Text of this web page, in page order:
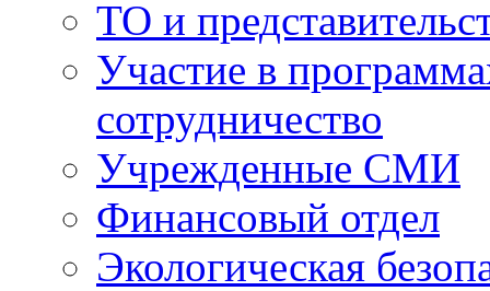
ТО и
Участие в
сотрудничество
Учрежденные СМИ
Финансовый отдел
Экологическая